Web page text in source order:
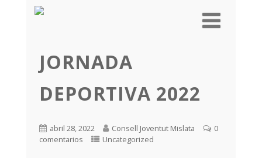
JORNADA
DEPORTIVA 2022
abril 28, 2022 Consell Joventut Mislata
0
comentarios
Uncategorized